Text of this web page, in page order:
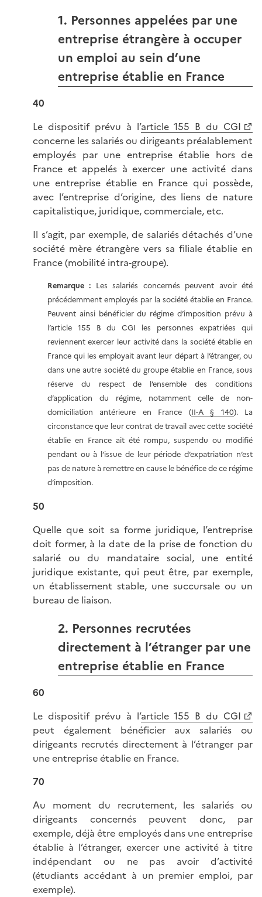
1. Personnes appelées par une
entreprise étrangère à occuper
un emploi au sein d’une
entreprise établie en France
40
Le dispositif prévu à l’article 155 B du CGI
concerne les salariés ou dirigeants préalablement
employés par une entreprise établie hors de
France et appelés à exercer une activité dans
une entreprise établie en France qui possède,
avec l’entreprise d’origine, des liens de nature
capitalistique, juridique, commerciale, etc.
Il s’agit, par exemple, de salariés détachés d’une
société mère étrangère vers sa filiale établie en
France (mobilité intra-groupe).
Remarque : Les salariés concernés peuvent avoir été
précédemment employés par la société établie en France.
Peuvent ainsi bénéficier du régime d’imposition prévu à
l’article 155 B du CGI les personnes expatriées qui
reviennent exercer leur activité dans la société établie en
France qui les employait avant leur départ à l’étranger, ou
dans une autre société du groupe établie en France, sous
réserve du respect de l’ensemble des conditions
d’application du régime, notamment celle de non-
domiciliation antérieure en France (II-A § 140). La
circonstance que leur contrat de travail avec cette société
établie en France ait été rompu, suspendu ou modifié
pendant ou à l’issue de leur période d’expatriation n’est
pas de nature à remettre en cause le bénéfice de ce régime
d’imposition.
50
Quelle que soit sa forme juridique, l’entreprise
doit former, à la date de la prise de fonction du
salarié ou du mandataire social, une entité
juridique existante, qui peut être, par exemple,
un établissement stable, une succursale ou un
bureau de liaison.
2. Personnes recrutées
directement à l’étranger par une
entreprise établie en France
60
Le dispositif prévu à l’article 155 B du CGI
peut également bénéficier aux salariés ou
dirigeants recrutés directement à l’étranger par
une entreprise établie en France.
70
Au moment du recrutement, les salariés ou
dirigeants concernés peuvent donc, par
exemple, déjà être employés dans une entreprise
établie à l’étranger, exercer une activité à titre
indépendant ou ne pas avoir d’activité
(étudiants accédant à un premier emploi, par
exemple).